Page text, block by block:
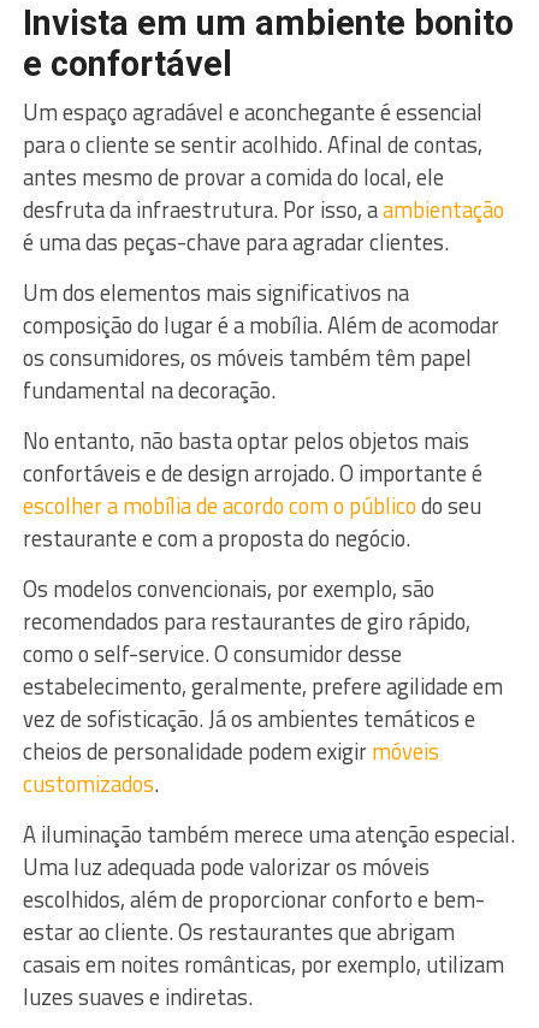
Invista em um ambiente bonito
e confortável
Um espaço agradável e aconchegante é essencial
para o cliente se sentir acolhido. Afinal de contas,
antes mesmo de provar a comida do local, ele
desfruta da infraestrutura. Por isso, aambientação
é uma das peças-chave para agradar clientes.
Um dos elementos mais significativos na
composição do lugar é a mobília. Além de acomodar
os consumidores, os móveis também têm papel
fundamental na decoração.
No entanto, não basta optar pelos objetos mais
confortáveis e de design arrojado. O importante é
escolher a mobília de acordo com o públicodo seu
restaurante e com a proposta do negócio.
Os modelos convencionais, por exemplo, são
recomendados para restaurantes de giro rápido,
como o self-service. O consumidor desse
estabelecimento, geralmente, prefere agilidade em
vez de sofisticação. Já os ambientes temáticos e
cheios de personalidade podem exigirmóveis
customizados.
A iluminação também merece uma atenção especial.
Uma luz adequada pode valorizar os móveis
escolhidos, além de proporcionar conforto e bem-
estar ao cliente. Os restaurantes que abrigam
casais em noites românticas, por exemplo, utilizam
luzes suaves e indiretas.